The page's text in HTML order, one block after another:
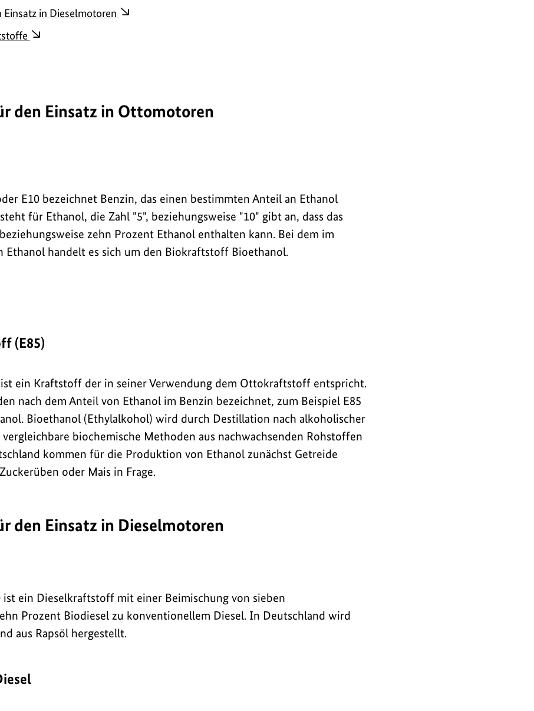
in Dieselmotoren
den Einsatz in Ottomotoren
E10 bezeichnet Benzin, das einen bestimmten Anteil an Ethanol
für Ethanol, die Zahl "5", beziehungsweise "10" gibt an, dass das
zehn Prozent Ethanol enthalten kann. Bei dem im
Ethanol handelt es sich um den Biokraftstoff Bioethanol.
(E85)
ein Kraftstoff der in seiner Verwendung dem Ottokraftstoff entspricht.
nach dem Anteil von Ethanol im Benzin bezeichnet, zum Beispiel E85
Bioethanol (Ethylalkohol) wird durch Destillation nach alkoholischer
biochemische Methoden aus nachwachsenden Rohstoffen
kommen für die Produktion von Ethanol zunächst Getreide
oder Mais in Frage.
den Einsatz in Dieselmotoren
ist ein Dieselkraftstoff mit einer Beimischung von sieben
Prozent Biodiesel zu konventionellem Diesel. In Deutschland wird
aus Rapsöl hergestellt.